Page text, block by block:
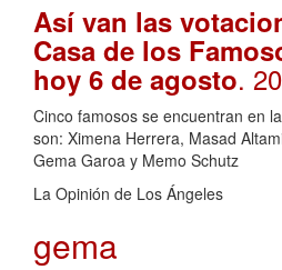
Así van las
Casa de los
hoy 6 de agosto.
Cinco famosos se encuentran en
son: Ximena Herrera, Masad
Gema Garoa y Memo Schutz
La Opinión de Los Ángeles
gema